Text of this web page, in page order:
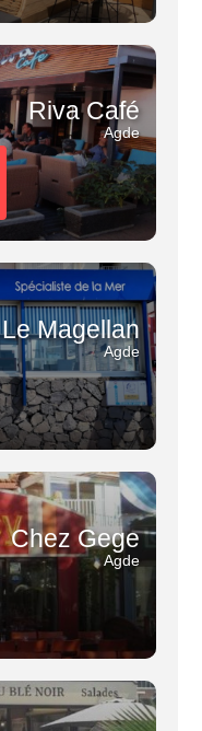
Riva Café
Agde
Le Magellan
Agde
Chez Gege
Agde